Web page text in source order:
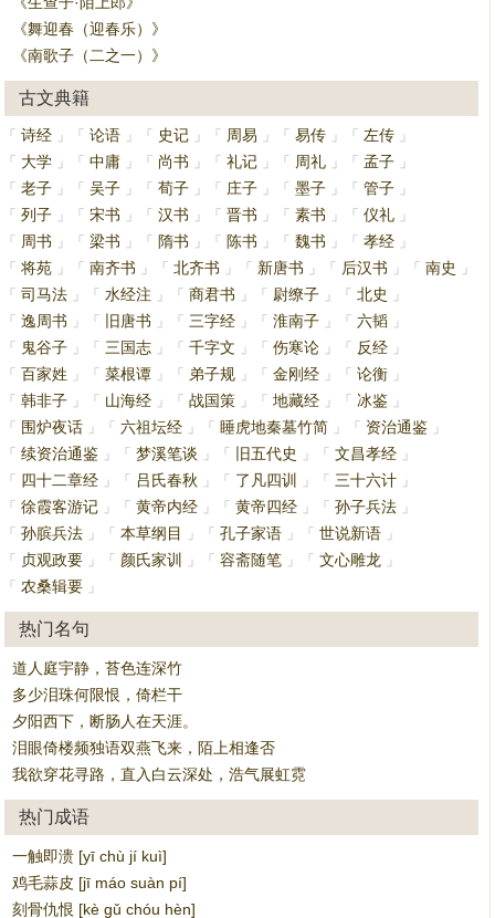
《舞迎春（迎春乐）》
《南歌子（二之一）》
古文典籍
「 诗经 」 「 论语 」 「 史记 」 「 周易 」 「 易传 」 「 左传 」
「
大学 」 「 中庸 」 「 尚书 」 「 礼记 」 「 周礼 」 「 孟子 」
「
老子 」 「 吴子 」 「 荀子 」 「 庄子 」 「 墨子 」 「 管子 」
「
列子 」 「 宋书 」 「 汉书 」 「 晋书 」 「 素书 」 「 仪礼 」
「
周书 」 「 梁书 」 「 隋书 」 「 陈书 」 「 魏书 」 「 孝经 」
「
将苑 」 「 南齐书 」 「 北齐书 」 「 新唐书 」 「 后汉书 」 「 南史
」
「
司马法 」 「 水经注 」 「 商君书 」 「 尉缭子 」 「 北史
」
「
逸周书 」 「 旧唐书 」 「 三字经 」 「 淮南子 」 「 六韬 」
「
鬼谷子 」 「 三国志 」 「 千字文 」 「 伤寒论 」 「 反经 」
「
百家姓 」 「 菜根谭 」 「 弟子规 」 「 金刚经 」 「 论衡 」
「
韩非子 」 「 山海经 」 「 战国策 」 「 地藏经 」 「 冰鉴 」
「
围炉夜话 」 「 六祖坛经 」 「 睡虎地秦墓竹简 」 「 资治通鉴 」
「
续资治通鉴 」 「 梦溪笔谈 」 「 旧五代史 」 「 文昌孝经 」
「
四十二章经 」 「 吕氏春秋 」 「 了凡四训 」 「 三十六计 」
「
徐霞客游记 」 「 黄帝内经 」 「 黄帝四经 」 「 孙子兵法 」
「
孙膑兵法 」 「 本草纲目 」 「 孔子家语 」 「 世说新语 」
「
贞观政要 」 「 颜氏家训 」 「 容斋随笔 」 「 文心雕龙
」
「
农桑辑要 」
热门名句
道人庭宇静，苔色连深竹
多少泪珠何限恨，倚栏干
夕阳西下，断肠人在天涯。
泪眼倚楼频独语双燕飞来，陌上相逢否
我欲穿花寻路，直入白云深处，浩气展虹霓
热门成语
一触即溃 [yī chù jí kuì]
鸡毛蒜皮 [jī máo suàn pí]
刻骨仇恨 [kè gǔ chóu hèn]